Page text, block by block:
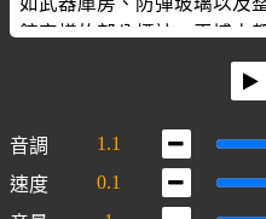
音調
1.1
速度
0.1